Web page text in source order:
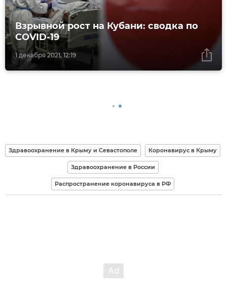
1 декабря 2021, 12:19
Взрывной рост на Кубани: сводка по
COVID-19
Здравоохранение в Крыму и Севастополе Коронавирус в Крыму
Здравоохранение в России
Распространение коронавируса в РФ